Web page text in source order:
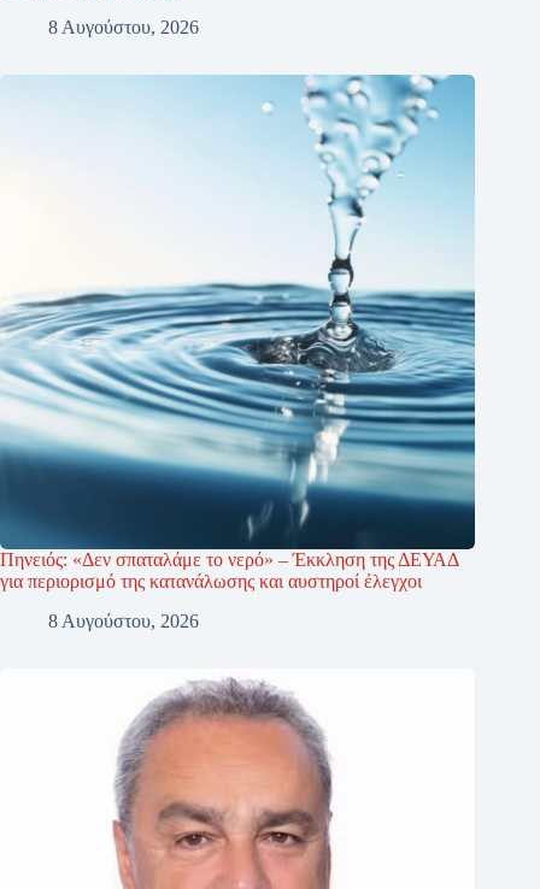
8 Αυγούστου, 2026
Πηνειός: «Δεν σπαταλάμε το νερό» – Έκκληση της ΔΕΥΑΔ
για περιορισμό της κατανάλωσης και αυστηροί έλεγχοι
8 Αυγούστου, 2026